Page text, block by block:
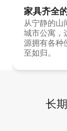
家具齐全
从宁静的山
城市公寓，
源拥有各种
至如归。
长